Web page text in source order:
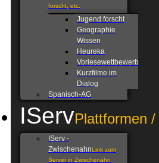
forscht, etc.
Jugend forscht
Geographie
Wissen
Heureka
Vorlesewettbewerb
Kurzfilme im
Dialog
Spanisch-AG
IServPlattformen /
IServ -
ZwischenahnLink zum
Server in Zwischenahn